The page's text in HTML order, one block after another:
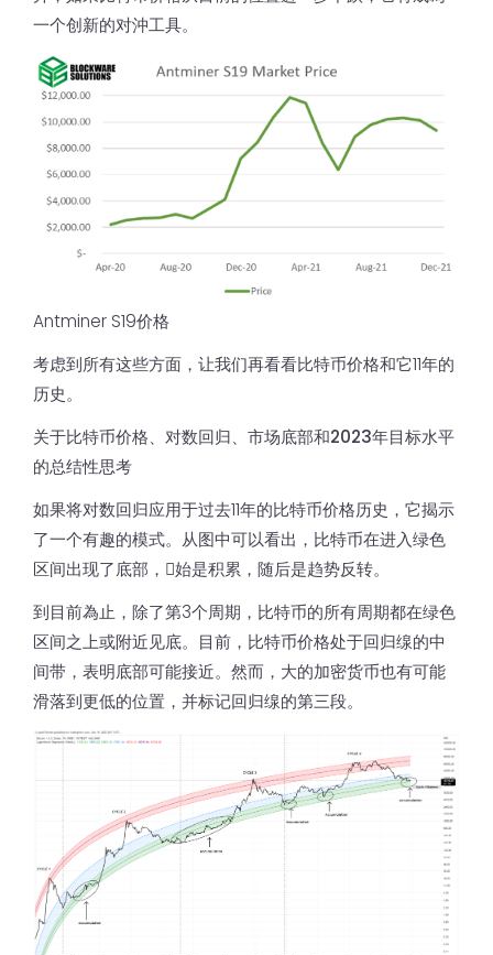
一个创新的对沖工具。
Antminer S19价格
考虑到所有这些方面，让我们再看看比特币价格和它11年的
历史。
关于比特币价格、对数回归、市场底部和2023年目标水平
的总结性思考
如果将对数回归应用于过去11年的比特币价格历史，它揭示
了一个有趣的模式。从图中可以看出，比特币在进入绿色
区间出现了底部，𫔭始是积累，随后是趋势反转。
到目前為止，除了第3个周期，比特币的所有周期都在绿色
区间之上或附近见底。目前，比特币价格处于回归缐的中
间带，表明底部可能接近。然而，大的加密货币也有可能
滑落到更低的位置，并标记回归缐的第三段。